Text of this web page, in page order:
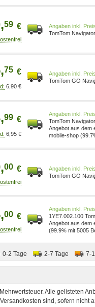
59 €
TomTom
75 €
6,90 €
TomTom GO
99 €
6,95 €
TomTom
Angebot aus dem
mobile-shop
00 €
TomTom GO
00 €
1YE7.002.100
Angebot aus dem
(99.9% mit 5005
0-2 Tage 2-7 Tage 7-